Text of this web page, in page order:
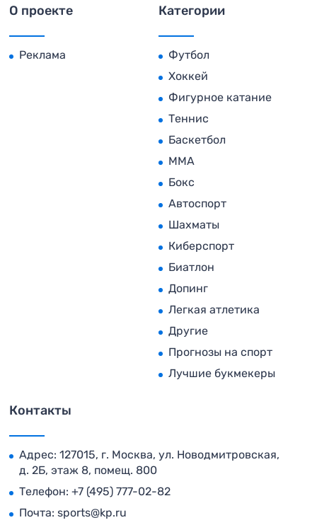
О проекте
Реклама
Категории
Футбол
Хоккей
Фигурное катание
Теннис
Баскетбол
MMA
Бокс
Автоспорт
Шахматы
Киберспорт
Биатлон
Допинг
Легкая атлетика
Другие
Прогнозы на спорт
Лучшие букмекеры
Контакты
Адрес: 127015, г. Москва, ул. Новодмитровская,
д. 2Б, этаж 8, помещ. 800
Телефон: +7 (495) 777-02-82
Почта: sports@kp.ru